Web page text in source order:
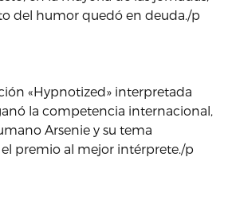
del humor quedó en deuda./p
«Hypnotized» interpretada
la competencia internacional,
Arsenie y su tema
el premio al mejor intérprete./p